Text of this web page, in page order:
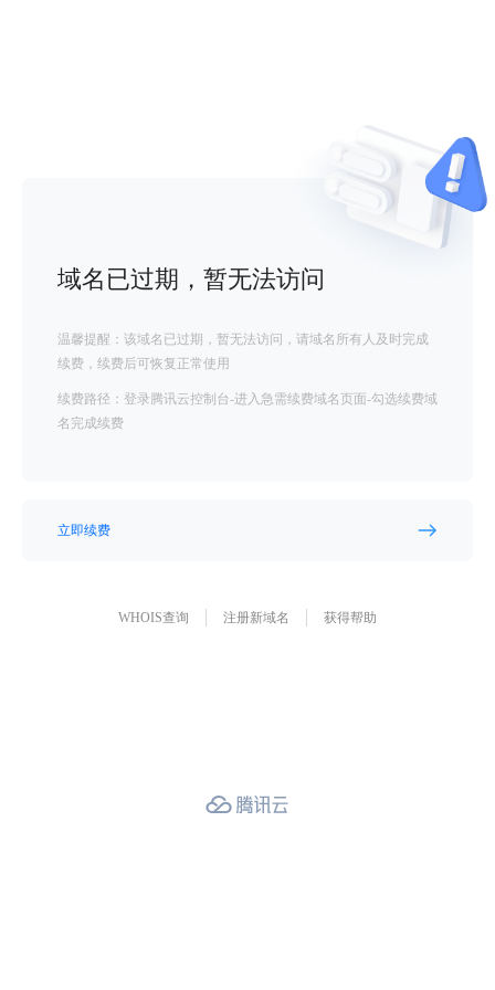
域名已过期，暂无法访问
温馨提醒：该域名已过期，暂无法访问，请域名所有人及时完成
续费，续费后可恢复正常使用
续费路径：登录腾讯云控制台-进入急需续费域名页面-勾选续费域
名完成续费
立即续费
WHOIS查询 注册新域名 获得帮助